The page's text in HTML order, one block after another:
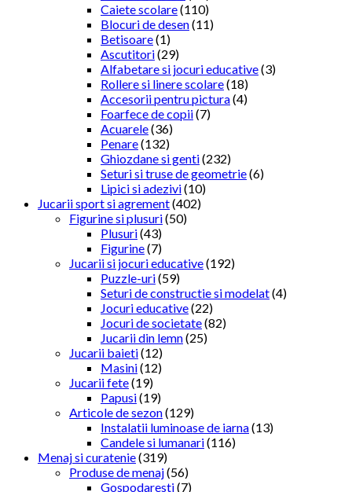
Caiete scolare(110)
Blocuri de desen(11)
Betisoare(1)
Ascutitori(29)
Alfabetare si jocuri educative(3)
Rollere si linere scolare(18)
Accesorii pentru pictura(4)
Foarfece de copii(7)
Acuarele(36)
Penare(132)
Ghiozdane si genti(232)
Seturi si truse de geometrie(6)
Lipici si adezivi(10)
Jucarii sport si agrement(402)
Figurine si plusuri(50)
Plusuri(43)
Figurine(7)
Jucarii si jocuri educative(192)
Puzzle-uri(59)
Seturi de constructie si modelat(4)
Jocuri educative(22)
Jocuri de societate(82)
Jucarii din lemn(25)
Jucarii baieti(12)
Masini(12)
Jucarii fete(19)
Papusi(19)
Articole de sezon(129)
Instalatii luminoase de iarna(13)
Candele si lumanari(116)
Menaj si curatenie(319)
Produse de menaj(56)
Gospodaresti(7)